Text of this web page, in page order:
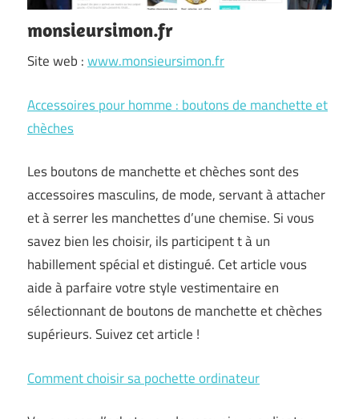
monsieursimon.fr
Site web :www.monsieursimon.fr
Accessoires pour homme : boutons de manchette et
chèches
Les boutons de manchette et chèches sont des
accessoires masculins, de mode, servant à attacher
et à serrer les manchettes d’une chemise. Si vous
savez bien les choisir, ils participent t à un
habillement spécial et distingué. Cet article vous
aide à parfaire votre style vestimentaire en
sélectionnant de boutons de manchette et chèches
supérieurs. Suivez cet article !
Comment choisir sa pochette ordinateur